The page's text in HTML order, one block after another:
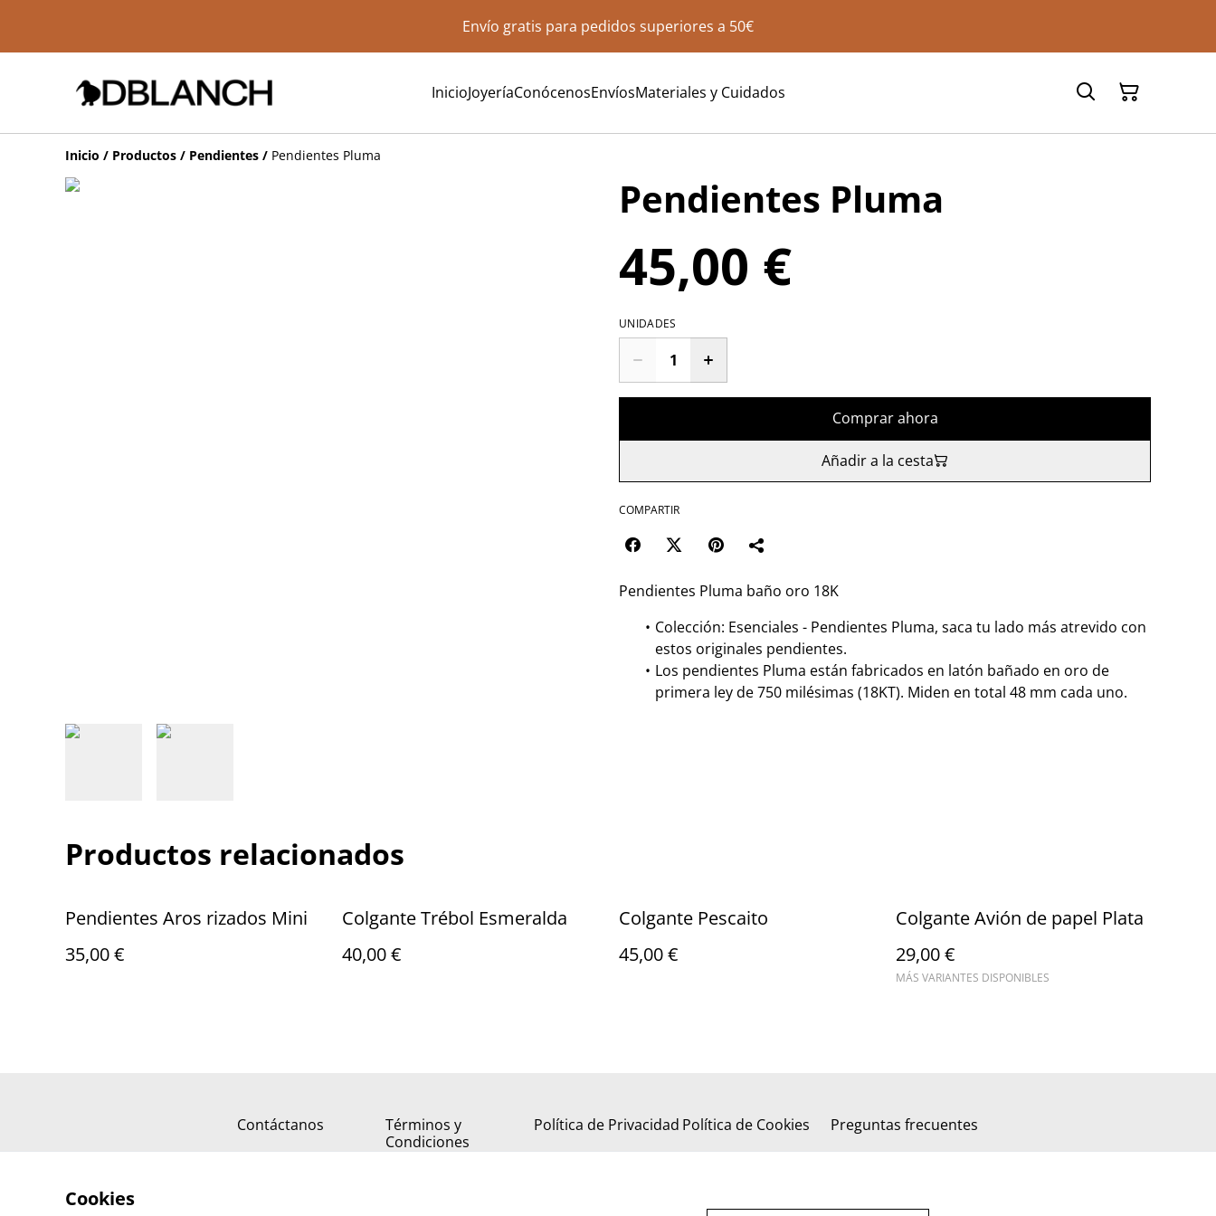
Envío gratis para pedidos superiores a 50€
InicioJoyeríaConócenosEnvíosMateriales y Cuidados
Inicio / Productos / Pendientes / Pendientes Pluma
Pendientes Pluma
45,00 €
UNIDADES
Comprar ahora
Añadir a la cesta
COMPARTIR
Pendientes Pluma baño oro 18K
Colección: Esenciales - Pendientes Pluma, saca tu lado más atrevido con
estos originales pendientes.
Los pendientes Pluma están fabricados en latón bañado en oro de
primera ley de 750 milésimas (18KT). Miden en total 48 mm cada uno.
Productos relacionados
Pendientes Aros rizados Mini
35,00 €
Colgante Trébol Esmeralda
40,00 €
Colgante Pescaito
45,00 €
Colgante Avión de papel Plata
29,00 €
MÁS VARIANTES DISPONIBLES
Contáctanos
Términos y
Condiciones
Política de Privacidad Política de Cookies Preguntas frecuentes
Cookies